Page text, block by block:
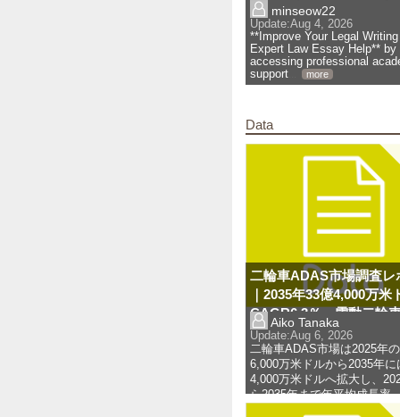
minseow22
Update:Aug 4, 2026
**Improve Your Legal
Expert Law Essay Help** by
accessing professional
support
more
Data
二輪車ADAS市場調査レ
｜2035年33億4,000万米
CAGR6.3％、電動二輪
ADAS需要が拡大
Aiko Tanaka
Update:Aug 6, 2026
二輪車ADAS市場は2025年
6,000万米ドルから2035年に
4,000万米ドルへ拡大し、
ら2035年まで年平均成長率
（CAGR）6.3％で成長する